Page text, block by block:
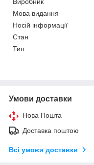
Виробник
Мова видання
Носій інформації
Стан
Тип
Умови доставки
Нова Пошта
Доставка поштою
Всі умови доставки